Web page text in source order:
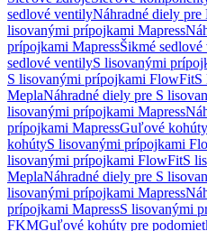
sedlové ventilyNáhradné diely pre
lisovanými prípojkami Mapress
prípojkami MapressŠikmé
sedlové ventilyS lisovanými
S lisovanými prípojkami FlowFitS
MeplaNáhradné diely pre S
lisovanými prípojkami Mapress
prípojkami MapressGuľové kohúty
kohútyS lisovanými prípojkami
lisovanými prípojkami FlowFitS
MeplaNáhradné diely pre S
lisovanými prípojkami Mapress
prípojkami MapressS lisovanými
FKMGuľové kohúty pre